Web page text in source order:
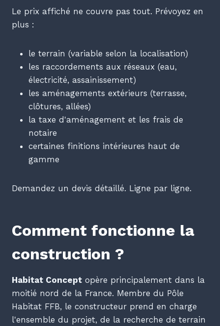
Le prix affiché ne couvre pas tout. Prévoyez en
plus :
le terrain (variable selon la localisation)
les raccordements aux réseaux (eau,
électricité, assainissement)
les aménagements extérieurs (terrasse,
clôtures, allées)
la taxe d'aménagement et les frais de
notaire
certaines finitions intérieures haut de
gamme
Demandez un devis détaillé. Ligne par ligne.
Comment fonctionne la
construction ?
Habitat Concept opère principalement dans la
moitié nord de la France. Membre du Pôle
Habitat FFB, le constructeur prend en charge
l'ensemble du projet, de la recherche de terrain